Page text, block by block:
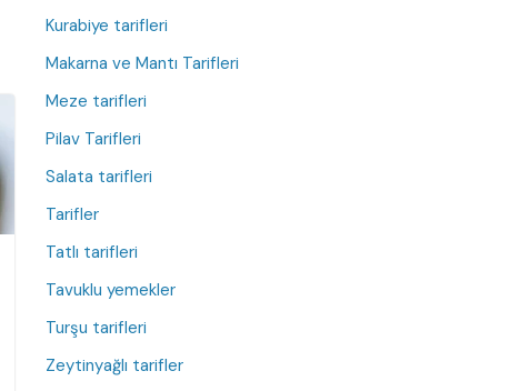
Kurabiye tarifleri
Makarna ve Mantı Tarifleri
Meze tarifleri
Pilav Tarifleri
Salata tarifleri
Tarifler
Tatlı tarifleri
Tavuklu yemekler
Turşu tarifleri
Zeytinyağlı tarifler